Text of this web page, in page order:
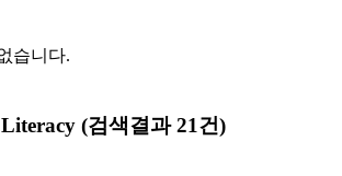
습니다.
(검색결과 21건)